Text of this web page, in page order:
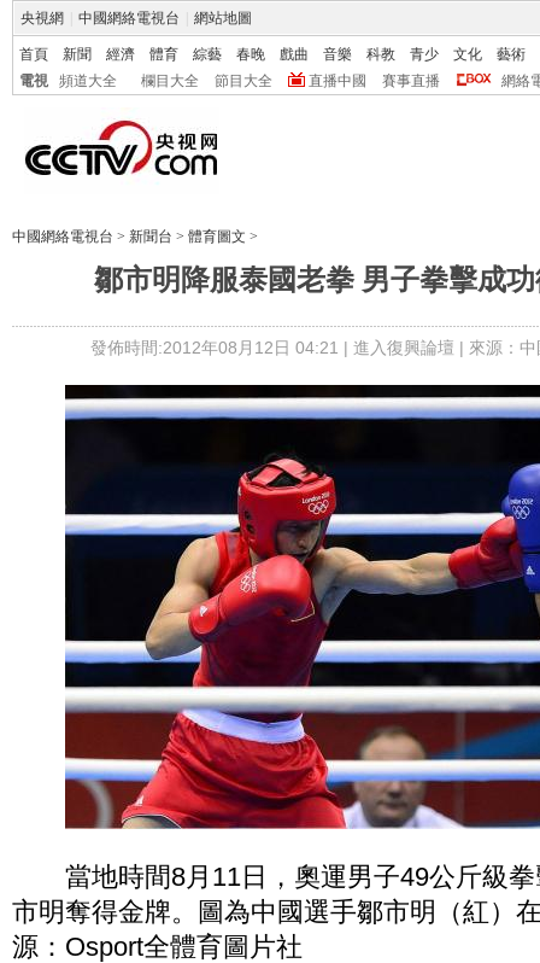
央視網 中國網絡電視台 網站地圖
首頁 新聞 經濟 體育 綜藝 春晚 戲曲 音樂 科教 青少 文化
藝術
電視
頻道大全 欄目大全 節目大全 直播中國 賽事直播 網絡
中國網絡電視台 > 新聞台 > 體育圖文 >
鄒市明降服泰國老拳 男子拳擊成
發佈時間:2012年08月12日 04:21 | 進入復興論壇 | 來源：
當地時間8月11日，奧運男子49公斤級拳
市明奪得金牌。圖為中國選手鄒市明（紅）
源：Osport全體育圖片社